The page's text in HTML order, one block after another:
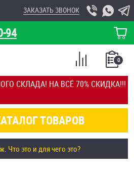
СКЛАДА! НА ВСЁ 70% СКИДКА!!!
94
ЗАКАЗАТЬ ЗВОНОК
КОРЗИНА
ТОВАРОВ
0
СПИСОК
СРАВНЕНИЕ
Что это и для чего это?